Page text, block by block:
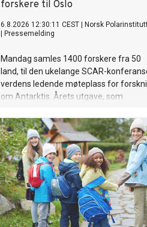
forskere til Oslo
6.8.2026 12:30:11 CEST
Norsk
Pressemelding
Mandag samles 1400 forskere fra 50
land, til den ukelange SCAR-
verdens ledende møteplass for
om Antarktis. Årets utgave, som
deltakerrekord.